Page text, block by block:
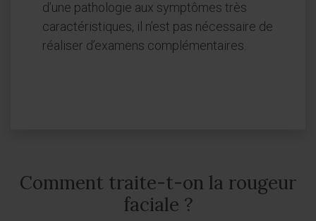
d’une pathologie aux symptômes très
caractéristiques, il n’est pas nécessaire de
réaliser d’examens complémentaires.
Comment traite-t-on la rougeur
faciale ?